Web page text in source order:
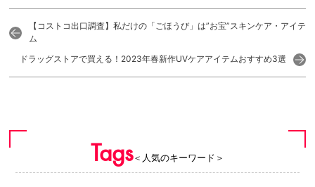
【コストコ出口調査】私だけの「ごほうび」は”お宝”スキンケア・アイテ
ム
ドラッグストアで買える！2023年春新作UVケアアイテムおすすめ3選
Tags＜人気のキーワード＞